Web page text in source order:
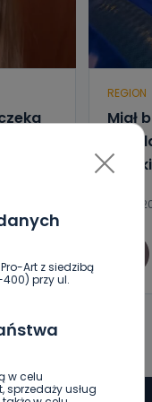
Art z siedzibą
przy ul.
w celu
usług
REGION
Miał